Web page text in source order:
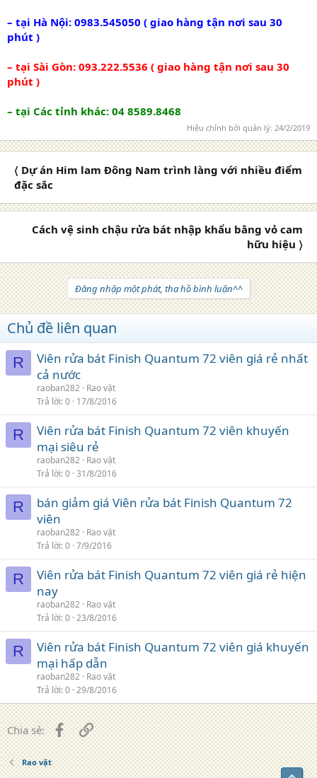
– tại Hà Nội: 0983.545050 ( giao hàng tận nơi sau 30
phút )
– tại Sài Gòn: 093.222.5536 ( giao hàng tận nơi sau 30
phút )
– tại Các tỉnh khác: 04 8589.8468
Hiệu chỉnh bởi quản lý: 24/2/2019
〈 Dự án Him lam Đông Nam trình làng với nhiều điểm
đặc sắc
Cách vệ sinh chậu rửa bát nhập khẩu bằng vỏ cam
hữu hiệu 〉
Đăng nhập một phát, tha hồ bình luận^^
Chủ đề liên quan
R
Viên rửa bát Finish Quantum 72 viên giá rẻ nhất
cả nước
raoban282 Rao vặt
Trả lời 0 17/8/2016
R
Viên rửa bát Finish Quantum 72 viên khuyến
mại siêu rẻ
raoban282 Rao vặt
Trả lời 0 31/8/2016
R
bán giảm giá Viên rửa bát Finish Quantum 72
viên
raoban282 Rao vặt
Trả lời 0 7/9/2016
R
Viên rửa bát Finish Quantum 72 viên giá rẻ hiện
nay
raoban282 Rao vặt
Trả lời 0 23/8/2016
R
Viên rửa bát Finish Quantum 72 viên giá khuyến
mại hấp dẫn
raoban282 Rao vặt
Trả lời 0 29/8/2016
Chia sẻ: FacebookLiên kết
Rao vặt